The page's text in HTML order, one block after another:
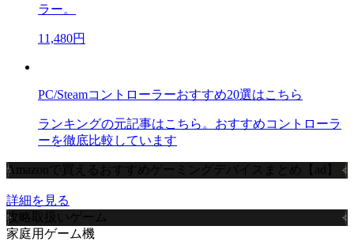
ラー。
11,480円
PC/Steamコントローラーおすすめ20選はこちら
ランキングの元記事はこちら。おすすめコントローラ
ーを徹底比較しています
Amazonで買えるおすすめゲーミングデバイスまとめ【ad】
詳細を見る
攻略取扱いゲーム
家庭用ゲーム機